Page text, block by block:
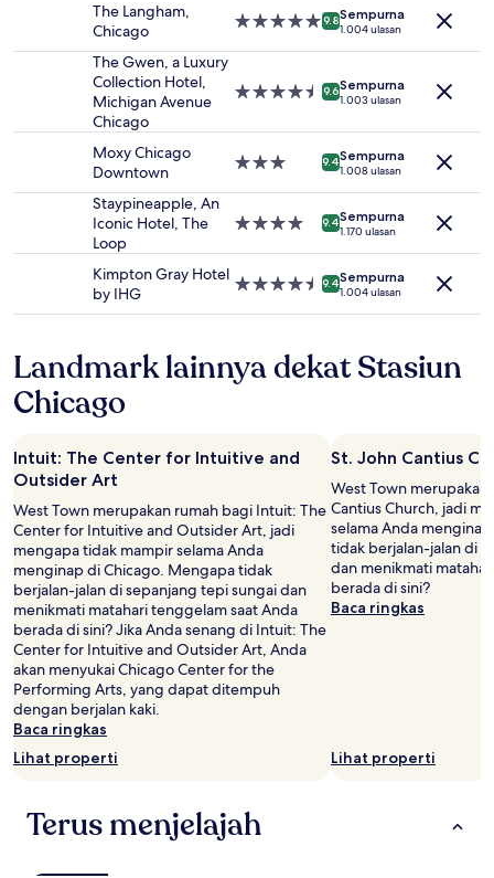
dan
ketersediaan
sewaktu-
Ketentuan
tambahan
The Langham,
Chicago
Properti
9.8Sempurna
1.004 ulasan
The Gwen, a Luxury
Collection Hotel,
Michigan Avenue
Chicago
Properti
4.5
9.6Sempurna
1.003 ulasan
Moxy Chicago
Downtown
Properti
9.4Sempurna
1.008 ulasan
Staypineapple, An
Iconic Hotel, The
Loop
Properti
9.4Sempurna
1.170 ulasan
Kimpton Gray Hotel
by IHG
Properti
9.4Sempurna
1.004 ulasan
Landmark lainnya dekat Stasiun
Chicago
Intuit: The Center for Intuitive and
Outsider Art
West Town merupakan rumah bagi Intuit: The
Center for Intuitive and Outsider Art, jadi
mengapa tidak mampir selama Anda
menginap di Chicago. Mengapa tidak
berjalan-jalan di sepanjang tepi sungai dan
menikmati matahari tenggelam saat Anda
berada di sini? Jika Anda senang di Intuit: The
Center for Intuitive and Outsider Art, Anda
akan menyukai Chicago Center for the
Performing Arts, yang dapat ditempuh
dengan berjalan kaki.
Baca ringkas
Lihat properti
St. John Cantius
West Town
Cantius Church, jadi
selama Anda
tidak berjalan-jalan di
dan menikmati
berada di sini?
Baca ringkas
Lihat properti
Terus menjelajah